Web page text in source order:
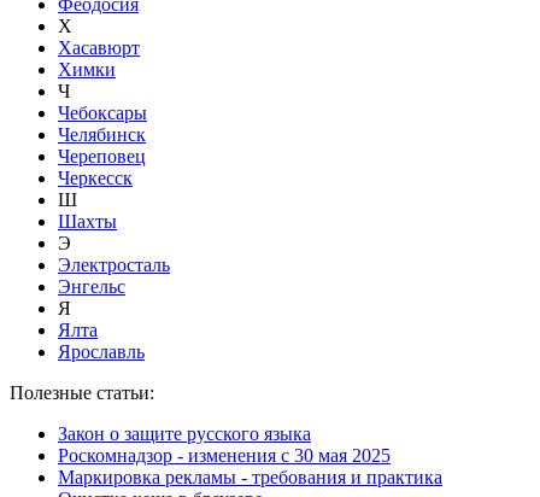
Феодосия
Х
Хасавюрт
Химки
Ч
Чебоксары
Челябинск
Череповец
Черкесск
Ш
Шахты
Э
Электросталь
Энгельс
Я
Ялта
Ярославль
Полезные статьи:
Закон о защите русского языка
Роскомнадзор - изменения с 30 мая 2025
Маркировка рекламы - требования и практика